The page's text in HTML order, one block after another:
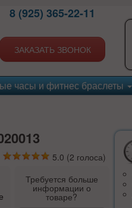
8 (925) 365-22-11
ЗАКАЗАТЬ ЗВОНОК
часы и фитнес браслеты
5.0 (2 голоса)
Требуется больше
информации о
товаре?